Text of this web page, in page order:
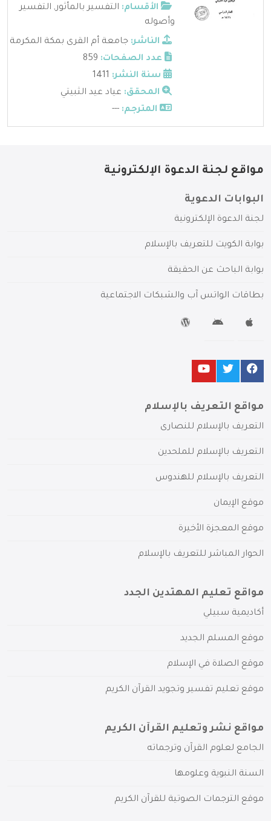
الأقسام: التفسير بالمأثور, التفسير
وأصوله
الناشر: جامعة أم القرى بمكة المكرمة
عدد الصفحات:
سنة النشر:
المحقق: عياد عيد الثبيتي
المترجم: ---
مواقع لجنة الدعوة الإلكترونية
البوابات الدعوية
لجنة الدعوة الإلكترونية
بوابة الكويت للتعريف بالإسلام
بوابة الباحث عن الحقيقة
بطاقات الواتس آب والشبكات الاجتماعية
مواقع التعريف بالإسلام
التعريف بالإسلام للنصارى
التعريف بالإسلام للملحدين
التعريف بالإسلام للهندوس
موقع الإيمان
موقع المعجزة الأخيرة
الحوار المباشر للتعريف بالإسلام
مواقع تعليم المهتدين الجدد
أكاديمية سبيلي
موقع المسلم الجديد
موقع الصلاة في الإسلام
موقع تعليم تفسير وتجويد القرآن الكريم
مواقع نشر وتعليم القرآن الكريم
الجامع لعلوم القرآن وترجماته
السنة النبوية وعلومها
موقع الترجمات الصوتية للقرآن الكريم